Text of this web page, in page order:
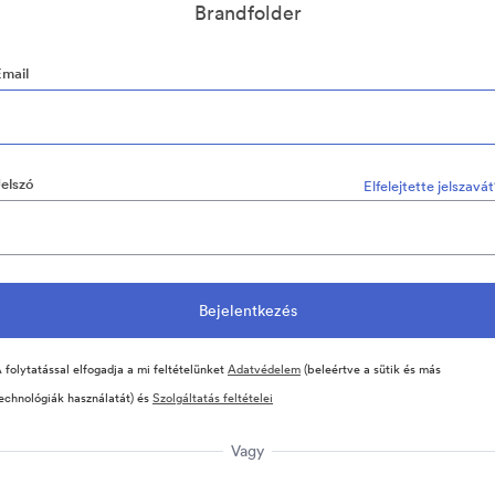
Brandfolder
Elfelejtette
folytatással elfogadja a mi feltételünketAdatvédelem(beleértve a sütik és más
használatát) ésSzolgáltatás feltételei
Vagy